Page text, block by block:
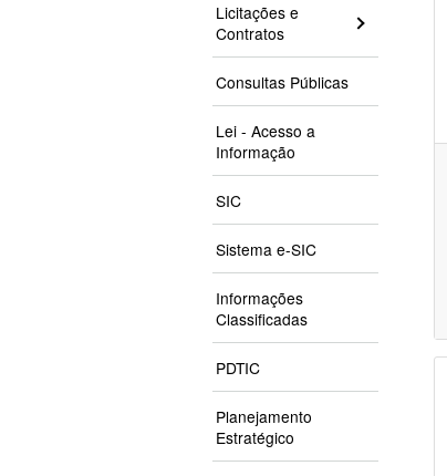
Licitações e
Contratos
Consultas Públicas
Lei - Acesso a
Informação
SIC
Sistema e-SIC
Informações
Classificadas
PDTIC
Planejamento
Estratégico